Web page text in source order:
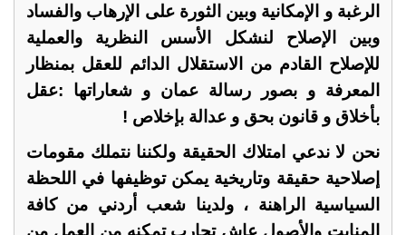
الرغبة و الإمكانية وبين الثورة على الإرهاب والفساد
وبين الإصلاح لنشكل الأسس النظرية والعملية
للإصلاح القادم من الاستقلال الدائم للعقل بمنظار
المعرفة و بصور رسالة عمان و شعاراتها :عقل
بأخلاق و قانون بحق و عدالة بإخلاص !
نحن لا ندعي امتلاك الحقيقة ولكننا نتملك مقومات
إصلاحية حقيقة وتاريخية يمكن توظيفها في اللحظة
السياسية الراهنة ، ولدينا شعب أردني من كافة
المنابت والأصول عاش تجارب تمكنه من العمل من